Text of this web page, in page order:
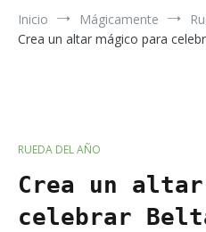
Inicio Mágicamente
Crea un altar mágico para
RUEDA DEL AÑO
Crea un altar
celebrar